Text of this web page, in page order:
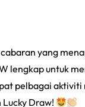
yang
lengkap untuk
pelbagai
Draw!